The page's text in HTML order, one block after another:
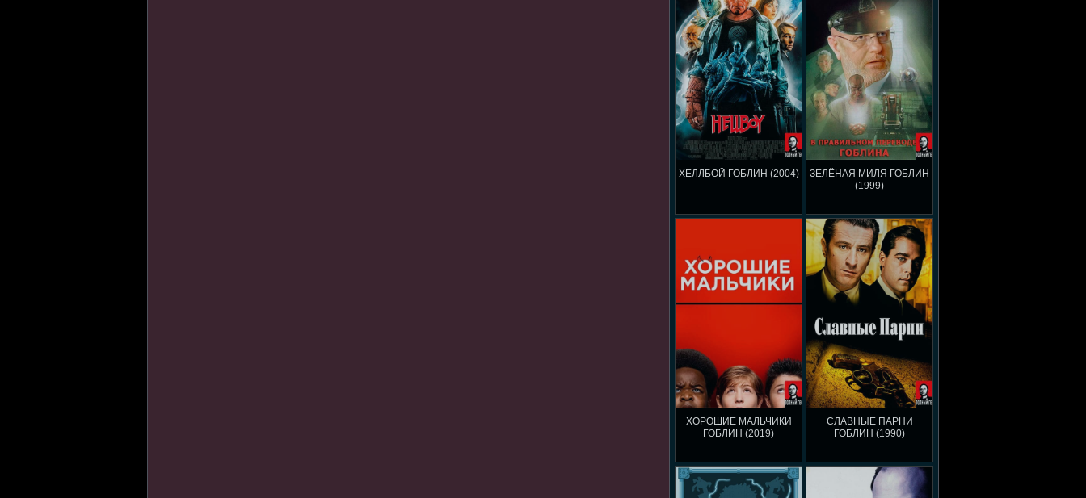
ХЕЛЛБОЙ ГОБЛИН (2004)
ЗЕЛЁНАЯ МИЛЯ ГОБЛИН
(1999)
ХОРОШИЕ МАЛЬЧИКИ
ГОБЛИН (2019)
СЛАВНЫЕ ПАРНИ
ГОБЛИН (1990)